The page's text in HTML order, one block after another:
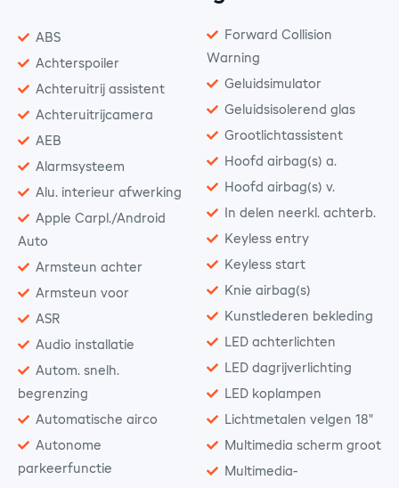
ABS
Achterspoiler
Achteruitrij assistent
Achteruitrijcamera
AEB
Alarmsysteem
Alu. interieur afwerking
Apple Carpl./Android
Auto
Armsteun achter
Armsteun voor
ASR
Audio installatie
Autom. snelh.
begrenzing
Automatische airco
Autonome
parkeerfunctie
Forward Collision
Warning
Geluidsimulator
Geluidsisolerend glas
Grootlichtassistent
Hoofd airbag(s) a.
Hoofd airbag(s) v.
In delen neerkl. achterb.
Keyless entry
Keyless start
Knie airbag(s)
Kunstlederen bekleding
LED achterlichten
LED dagrijverlichting
LED koplampen
Lichtmetalen velgen 18"
Multimedia scherm groot
Multimedia-